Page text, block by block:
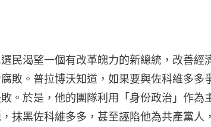
民渴望一個有改革魄力的新總統，改善經
敗。普拉博沃知道，如果要與佐科維多多
。於是，他的團隊利用「身份政治」作為
抹黑佐科維多多，甚至誣陷他為共產黨人